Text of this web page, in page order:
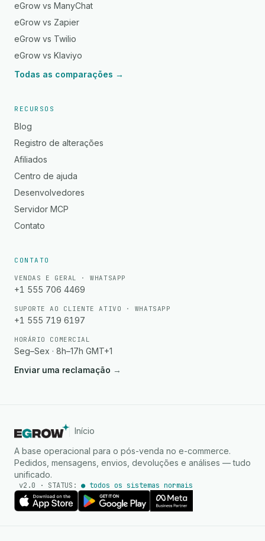
eGrow vs ManyChat
eGrow vs Zapier
eGrow vs Twilio
eGrow vs Klaviyo
Todas as comparações →
RECURSOS
Blog
Registro de alterações
Afiliados
Centro de ajuda
Desenvolvedores
Servidor MCP
Contato
CONTATO
VENDAS E GERAL · WHATSAPP
+1 555 706 4469
SUPORTE AO CLIENTE ATIVO · WHATSAPP
+1 555 719 6197
HORÁRIO COMERCIAL
Seg–Sex · 8h–17h GMT+1
Enviar uma reclamação →
Início
A base operacional para o pós-venda no e-commerce.
Pedidos, mensagens, envios, devoluções e análises — tudo
unificado.
v2.0 · STATUS: ● todos os sistemas